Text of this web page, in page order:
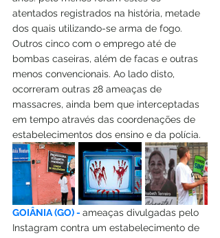
atentados registrados na história, metade
dos quais utilizando-se arma de fogo.
Outros cinco com o emprego até de
bombas caseiras, além de facas e outras
menos convencionais. Ao lado disto,
ocorreram outras 28 ameaças de
massacres, ainda bem que interceptadas
em tempo através das coordenações de
estabelecimentos dos ensino e da polícia.
GOIÂNIA (GO) - ameaças divulgadas pelo
Instagram contra um estabelecimento de